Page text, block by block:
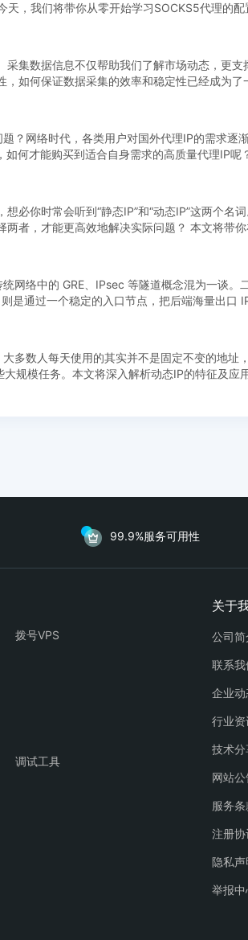
，我们将带你从零开始学习SOCKS5代理的配
集数据信息不仅帮助我们了解市场动态，更支
如何保证数据采集的效率和稳定性已经成为了
？网络时代，各类用户对国外代理IP的需求逐
何才能购买到适合自身需求的高质量代理IP呢
必你时常会听到“静态IP”和“动态IP”这两个名
际问题？ 本文将带你在3分钟内轻松搞懂静态IP
网络中的 GRE、IPsec 等隧道概念混为一谈。
是通过一个稳定的入口节点，把后端海量出口
多数人每天使用的其实并不是固定不变的地址
本文将深入解析动态IP的特征及应用场景。 1 什么是
99.9%服务可用性
拨号VPS
调试工具
公司简
联系我
企业动
行业资
技术分
网站公
服务条
注册协
隐私声
举报中